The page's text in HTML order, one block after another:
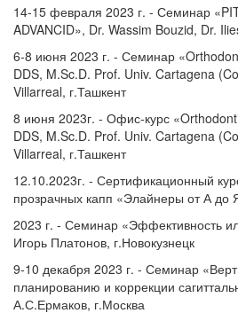
14-15 февраля 2023 г. - Семинар
ADVANCID», Dr. Wassim Bouzid, Dr.
6-8 июня 2023 г. - Семинар
DDS, M.Sc.D. Prof. Univ. Cartagena
Villarreal, г.Ташкент
8 июня 2023г. - Офис-курс
DDS, M.Sc.D. Prof. Univ. Cartagena
Villarreal, г.Ташкент
12.10.2023г. - Сертификационный
прозрачных капп «Элайнеры от А до
2023 г. - Семинар «Эффективность
Игорь Платонов, г.Новокузнецк
9-10 декабря 2023 г. - Семинар
планированию и коррекции
А.С.Ермаков, г.Москва